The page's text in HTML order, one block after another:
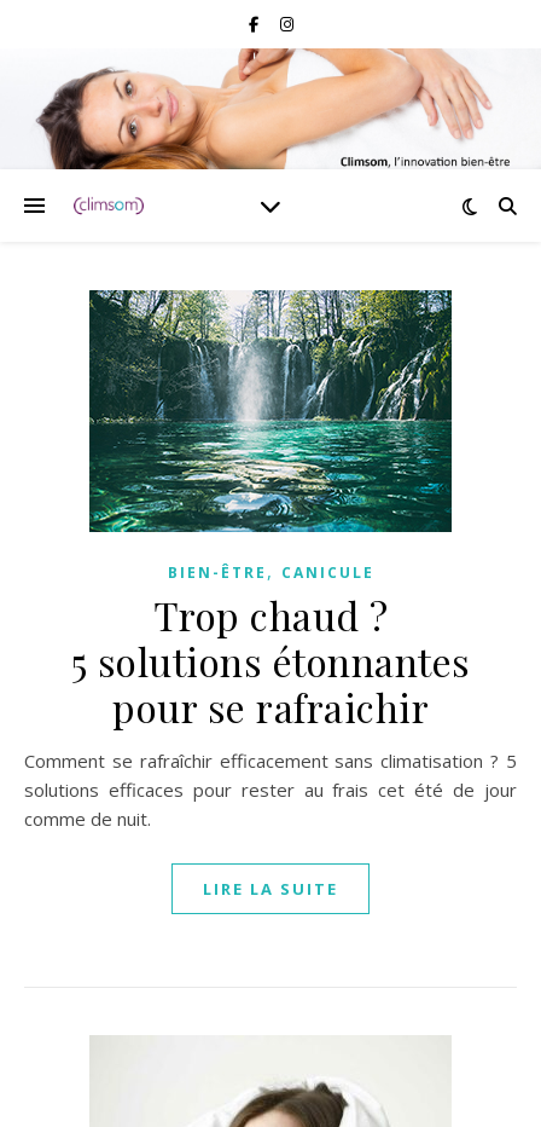
BIEN-ÊTRE , CANICULE
Trop chaud ?
5 solutions étonnantes
pour se rafraichir
Comment se rafraîchir efficacement sans climatisation ? 5
solutions efficaces pour rester au frais cet été de jour
comme de nuit.
LIRE LA SUITE